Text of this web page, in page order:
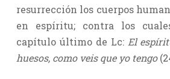
resurrección los cuerpos
en espíritu; contra los
capítulo último de Lc: El
huesos, como veis que yo tengo